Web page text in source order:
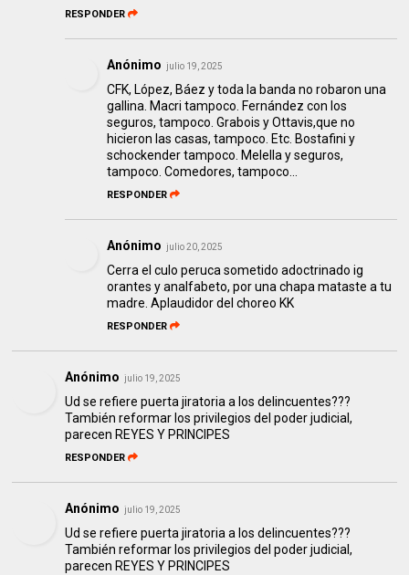
RESPONDER
Anónimo julio 19, 2025
CFK, López, Báez y toda la banda no robaron una
gallina. Macri tampoco. Fernández con los
seguros, tampoco. Grabois y Ottavis,que no
hicieron las casas, tampoco. Etc. Bostafini y
schockender tampoco. Melella y seguros,
tampoco. Comedores, tampoco...
RESPONDER
Anónimo julio 20, 2025
Cerra el culo peruca sometido adoctrinado ig
orantes y analfabeto, por una chapa mataste a tu
madre. Aplaudidor del choreo KK
RESPONDER
Anónimo julio 19, 2025
Ud se refiere puerta jiratoria a los delincuentes???
También reformar los privilegios del poder judicial,
parecen REYES Y PRINCIPES
RESPONDER
Anónimo julio 19, 2025
Ud se refiere puerta jiratoria a los delincuentes???
También reformar los privilegios del poder judicial,
parecen REYES Y PRINCIPES